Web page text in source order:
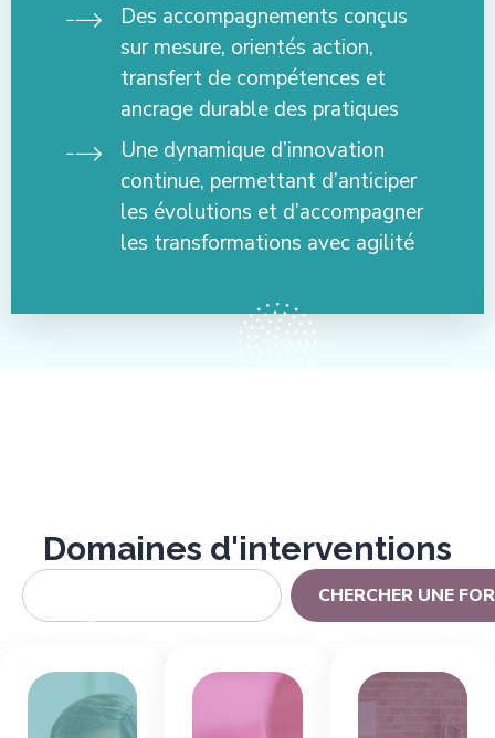
Des accompagnements conçus
sur mesure, orientés action,
transfert de compétences et
ancrage durable des pratiques
Une dynamique d’innovation
continue, permettant d’anticiper
les évolutions et d’accompagner
les transformations avec agilité
Domaines d'interventions
CHERCHER UNE
Des
plus
autonomes